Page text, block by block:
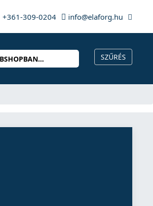
+361-309-0204 info@elaforg.hu